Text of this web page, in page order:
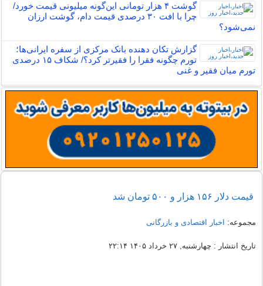
گوشت ۴ هزار تومانی این‌گونه میلیونی قیمت خورد/
چرا با افت ۳۰ درصدی قیمت دام، گوشت ارزان
نمی‌شود؟
گزارش تکان‌ دهنده بانک مرکزی از سفره ایرانی‌ها؛
تورم چگونه فقرا را فقیرتر کرد؟/ شکاف ۱۵ درصدی
تورم میان فقیر و غنی
قیمت دلار ۱۵۶ هزار و ۵۰۰ تومان شد
مجموعه: اخبار اقتصادی و بازرگانی
تاریخ انتشار : چهارشنبه, ۲۷ خرداد ۱۴۰۵ ۲۲:۱۴